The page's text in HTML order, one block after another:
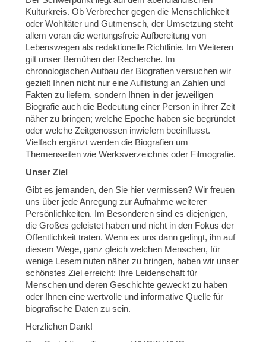
Kulturkreis. Ob Verbrecher gegen die Menschlichkeit
oder Wohltäter und Gutmensch, der Umsetzung steht
allem voran die wertungsfreie Aufbereitung von
Lebenswegen als redaktionelle Richtlinie. Im Weiteren
gilt unser Bemühen der Recherche. Im
chronologischen Aufbau der Biografien versuchen wir
gezielt Ihnen nicht nur eine Auflistung an Zahlen und
Fakten zu liefern, sondern Ihnen in der jeweiligen
Biografie auch die Bedeutung einer Person in ihrer Zeit
näher zu bringen; welche Epoche haben sie begründet
oder welche Zeitgenossen inwiefern beeinflusst.
Vielfach ergänzt werden die Biografien um
Themenseiten wie Werksverzeichnis oder Filmografie.
Unser Ziel
Gibt es jemanden, den Sie hier vermissen? Wir freuen
uns über jede Anregung zur Aufnahme weiterer
Persönlichkeiten. Im Besonderen sind es diejenigen,
die Großes geleistet haben und nicht in den Fokus der
Öffentlichkeit traten. Wenn es uns dann gelingt, ihn auf
diesem Wege, ganz gleich welchen Menschen, für
wenige Leseminuten näher zu bringen, haben wir unser
schönstes Ziel erreicht: Ihre Leidenschaft für
Menschen und deren Geschichte geweckt zu haben
oder Ihnen eine wertvolle und informative Quelle für
biografische Daten zu sein.
Herzlichen Dank!